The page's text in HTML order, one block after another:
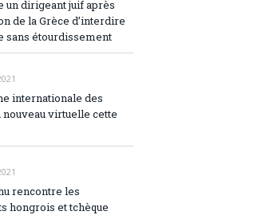
un dirigeant juif après
de la Grèce d’interdire
sans étourdissement
internationale des
nouveau virtuelle cette
rencontre les
hongrois et tchèque